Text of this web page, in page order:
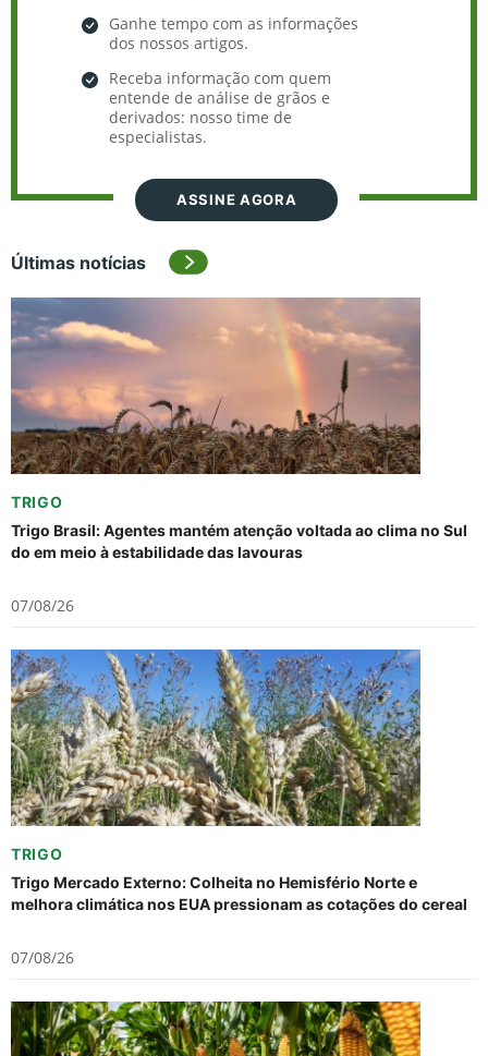
Ganhe tempo com as informações
dos nossos artigos.
Receba informação com quem
entende de análise de grãos e
derivados: nosso time de
especialistas.
ASSINE AGORA
Últimas notícias
TRIGO
Trigo Brasil: Agentes mantém atenção voltada ao clima no Sul
do em meio à estabilidade das lavouras
07/08/26
TRIGO
Trigo Mercado Externo: Colheita no Hemisfério Norte e
melhora climática nos EUA pressionam as cotações do cereal
07/08/26